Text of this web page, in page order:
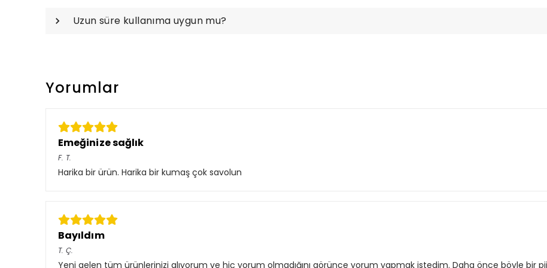
Uzun süre kullanıma uygun mu?
Yorumlar
Emeğinize sağlık
F. T.
Harika bir ürün. Harika bir kumaş çok savolun
Bayıldım
T. Ç.
Yeni gelen tüm ürünlerinizi alıyorum ve hiç yorum olmadığını görünce yorum yapmak istedim. Daha önce böyle bir